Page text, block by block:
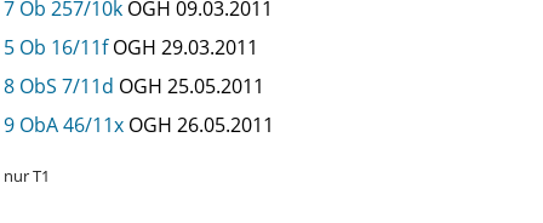
7 Ob 257/10k OGH 09.03.2011
5 Ob 16/11f OGH 29.03.2011
8 ObS 7/11d OGH 25.05.2011
9 ObA 46/11x OGH 26.05.2011
nur T1